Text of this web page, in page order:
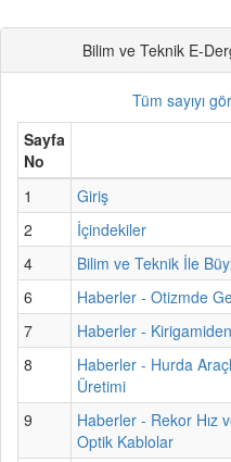
Bilim ve Teknik E-
Tüm sayıyı
Sayfa
No
1
Giriş
2
İçindekiler
4
Bilim ve Teknik İle
6
Haberler - Otizmde
7
Haberler -
8
Haberler - Hurda
Üretimi
9
Haberler - Rekor Hız
Optik Kablolar